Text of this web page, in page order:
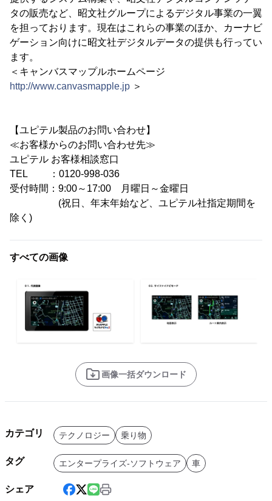
タの販売など、昭文社グループによるデジタル事業の一翼
を担っております。現在はこれらの事業のほか、カーナビ
ゲーション向けに昭文社デジタルデータの提供も行ってい
ます。
＜キャンバスマップルホームページ
http://www.canvasmapple.jp ＞
【ユピテル製品のお問い合わせ】
≪お客様からのお問い合わせ先≫
ユピテル お客様相談窓口
TEL ：0120-998-036
受付時間：9:00～17:00 月曜日～金曜日
(祝日、年末年始など、ユピテル社指定期間を
除く)
すべての画像
画像一括ダウンロード
カテゴリ テクノロジー 乗り物
タグ エンタープライズ-ソフトウェア 車
シェア